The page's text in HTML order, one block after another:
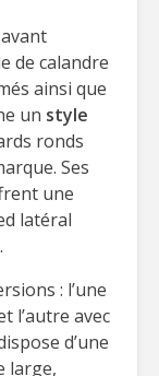
de calandre
ainsi que
un style
ronds
Ses
une
latéral
: l’une
l’autre avec
d’une
large,